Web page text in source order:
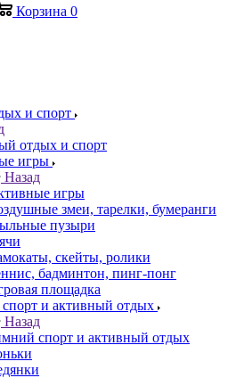
Корзина 0
и спорт
отдых и спорт
игры
Назад
игры
змеи, тарелки, бумеранги
пузыри
скейты, ролики
бадминтон, пинг-понг
площадка
и активный отдых
Назад
спорт и активный отдых